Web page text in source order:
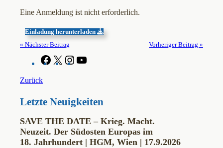
Eine Anmeldung ist nicht erforderlich.
Einladung herunterladen
« Nächster Beitrag Vorheriger Beitrag »
F
a
o
k
X
I
g
a
m
b
Zurück
Letzte Neuigkeiten
SAVE THE DATE – Krieg. Macht.
Neuzeit. Der Südosten Europas im
18. Jahrhundert | HGM, Wien | 17.9.2026